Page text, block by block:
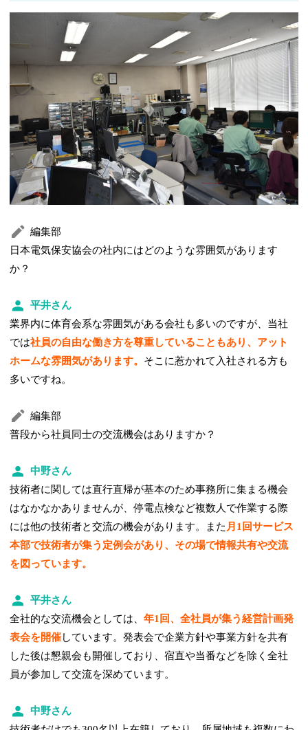
編集部
日本電気保安協会の社内にはどのような雰囲気があります
か？
平井さん
業界内に体育会系な雰囲気がある会社も多いのですが、当社
では社員の自由な働き方を尊重していることもあり、アット
ホームな雰囲気があります。 そこに惹かれて入社される方も
多いですね。
編集部
普段から社員同士の交流機会はありますか？
中野さん
技術者に関しては直行直帰が基本のため事務所に集まる機会
はなかなかありませんが、停電点検など複数人で作業する際
には他の技術者と交流の機会があります。また 月1回サービス
本部で技術者が集う定例会があり、その場で情報共有や交流
を図っています。
平井さん
全社的な交流機会としては、年1回、全社員が集う経営計画発
表会を開催しています。発表会で企業方針や事業方針を共有
した後は懇親会も開催しており、宿直や当番などを除く全社
員が参加して交流を深めています。
中野さん